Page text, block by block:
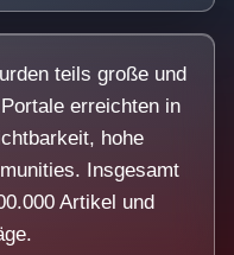
teils große und
erreichten in
hohe
Insgesamt
Artikel und